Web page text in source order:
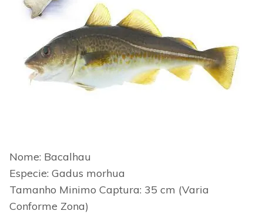
Nome: Bacalhau
Especie: Gadus morhua
Tamanho Minimo Captura: 35 cm (Varia
Conforme Zona)